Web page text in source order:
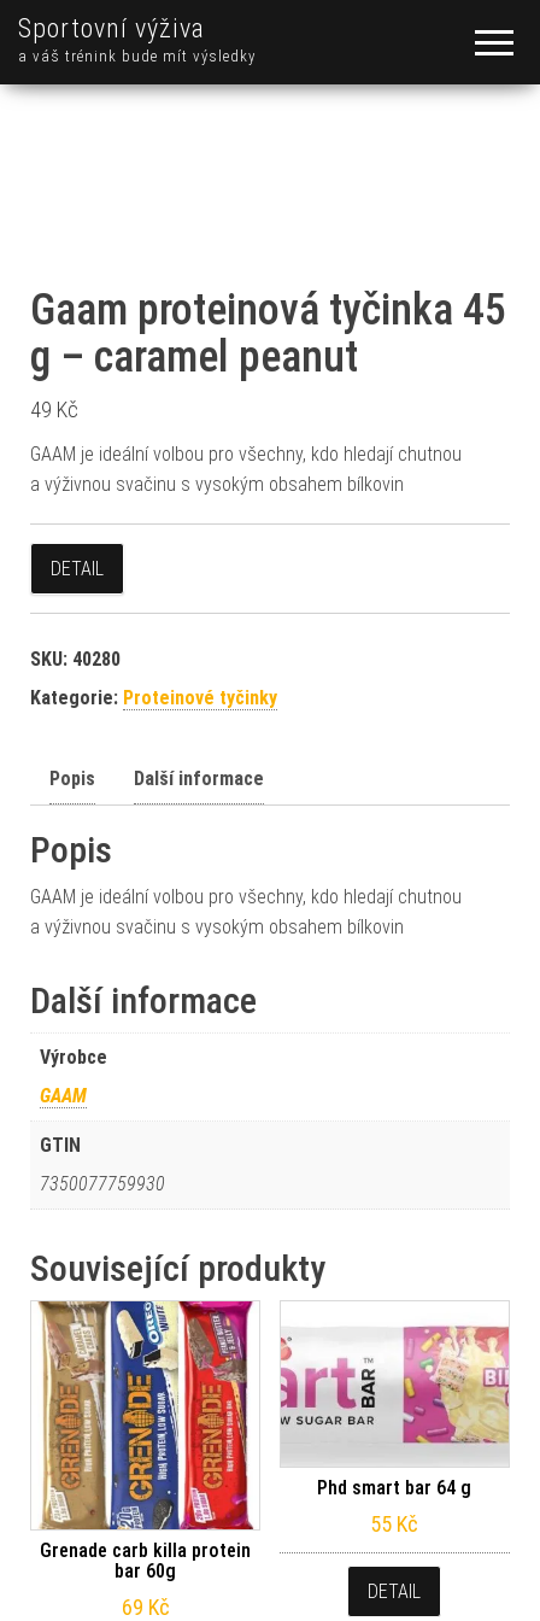
Sportovní výživa
a váš trénink bude mít výsledky
Gaam proteinová tyčinka 45
g – caramel peanut
49 Kč
GAAM je ideální volbou pro všechny, kdo hledají chutnou
a výživnou svačinu s vysokým obsahem bílkovin
DETAIL
SKU: 40280
Kategorie: Proteinové tyčinky
Popis Další informace
Popis
GAAM je ideální volbou pro všechny, kdo hledají chutnou
a výživnou svačinu s vysokým obsahem bílkovin
Další informace
Výrobce
GAAM
GTIN
7350077759930
Související produkty
Grenade carb killa protein
bar 60g
69 Kč
Phd smart bar 64 g
55 Kč
DETAIL